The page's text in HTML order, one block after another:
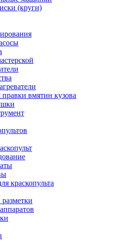
(круги)
вмятин кузова
краскопульта